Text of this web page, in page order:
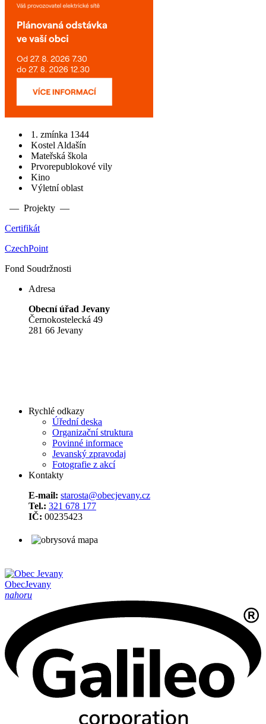
1. zmínka 1344
Kostel Aldašín
Mateřská škola
Prvorepublokové vily
Kino
Výletní oblast
— Projekty —
Certifikát
CzechPoint
Fond Soudržnosti
Adresa
Obecní úřad Jevany
Černokostelecká 49
281 66 Jevany
Rychlé odkazy
Úřední deska
Organizační struktura
Povinné informace
Jevanský zpravodaj
Fotografie z akcí
Kontakty
E-mail: starosta@obecjevany.cz
Tel.: 321 678 177
IČ: 00235423
ObecJevany
nahoru